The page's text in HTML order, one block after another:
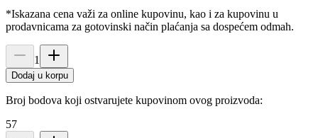
*Iskazana cena važi za online kupovinu, kao i za kupovinu u
prodavnicama za gotovinski način plaćanja sa dospećem odmah.
1
Dodaj u korpu
Broj bodova koji ostvarujete kupovinom ovog proizvoda:
57